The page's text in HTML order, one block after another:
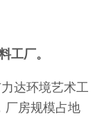
工厂。
达环境艺术工
厂房规模占地